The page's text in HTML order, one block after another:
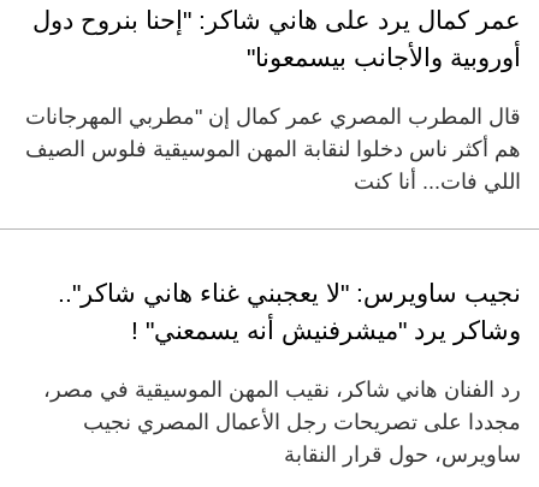
عمر كمال يرد على هاني شاكر: "إحنا بنروح دول
أوروبية والأجانب بيسمعونا"
قال المطرب المصري عمر كمال إن "مطربي المهرجانات
هم أكثر ناس دخلوا لنقابة المهن الموسيقية فلوس الصيف
اللي فات... أنا كنت
نجيب ساويرس: "لا يعجبني غناء هاني شاكر"..
وشاكر يرد "ميشرفنيش أنه يسمعني" !
رد الفنان هاني شاكر، نقيب المهن الموسيقية في مصر،
مجددا على تصريحات رجل الأعمال المصري نجيب
ساويرس، حول قرار النقابة